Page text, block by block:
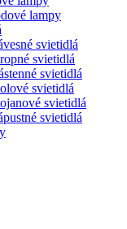
lampy
svietidlá
svietidlá
svietidlá
svietidlá
svietidlá
svietidlá